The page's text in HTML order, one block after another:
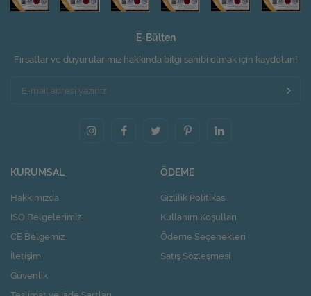
E-Bülten
Fırsatlar ve duyurularımız hakkında bilgi sahibi olmak için kaydolun!
KURUMSAL
Hakkımızda
ISO Belgelerimiz
CE Belgemiz
İletişim
Güvenlik
ÖDEME
Gizlilik Politikası
Kullanım Koşulları
Ödeme Seçenekleri
Satış Sözleşmesi